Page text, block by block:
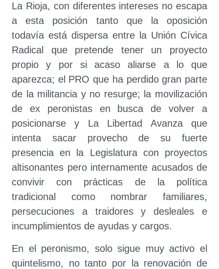
La Rioja, con diferentes intereses no escapa
a esta posición tanto que la oposición
todavía está dispersa entre la Unión Cívica
Radical que pretende tener un proyecto
propio y por si acaso aliarse a lo que
aparezca; el PRO que ha perdido gran parte
de la militancia y no resurge; la movilización
de ex peronistas en busca de volver a
posicionarse y La Libertad Avanza que
intenta sacar provecho de su fuerte
presencia en la Legislatura con proyectos
altisonantes pero internamente acusados de
convivir con prácticas de la política
tradicional como nombrar familiares,
persecuciones a traidores y desleales e
incumplimientos de ayudas y cargos.
En el peronismo, solo sigue muy activo el
quintelismo, no tanto por la renovación de